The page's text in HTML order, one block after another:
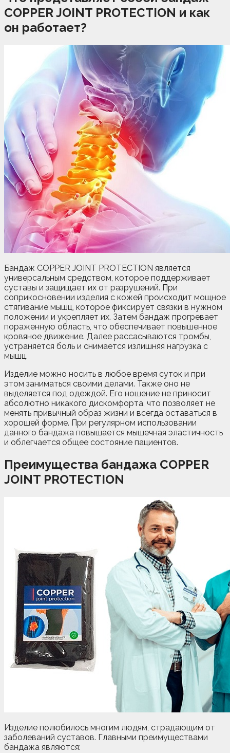
COPPER JOINT PROTECTION и как
он работает?
Бандаж COPPER JOINT PROTECTION является
универсальным средством, которое поддерживает
суставы и защищает их от разрушений. При
соприкосновении изделия с кожей происходит мощное
стягивание мышц, которое фиксирует связки в нужном
положении и укрепляет их. Затем бандаж прогревает
пораженную область, что обеспечивает повышенное
кровяное движение. Далее рассасываются тромбы,
устраняется боль и снимается излишняя нагрузка с
мышц.
Изделие можно носить в любое время суток и при
этом заниматься своими делами. Также оно не
выделяется под одеждой. Его ношение не приносит
абсолютно никакого дискомфорта, что позволяет не
менять привычный образ жизни и всегда оставаться в
хорошей форме. При регулярном использовании
данного бандажа повышается мышечная эластичность
и облегчается общее состояние пациентов.
Преимущества бандажа COPPER
JOINT PROTECTION
Изделие полюбилось многим людям, страдающим от
заболеваний суставов. Главными преимуществами
бандажа являются: